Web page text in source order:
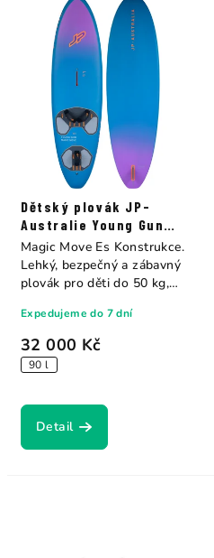
Dětský plovák JP-
Australie Young Gun
Magic Move Es
32 000 Kč
90 l
Expedujeme do 7 dní
Detail
Magic Move Es Konstrukce.
Lehký, bezpečný a zábavný
plovák pro děti do 50 kg,